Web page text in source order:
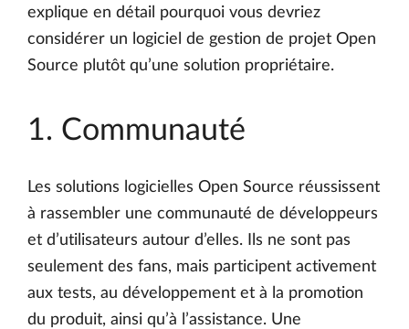
explique en détail pourquoi vous devriez
considérer un logiciel de gestion de projet Open
Source plutôt qu’une solution propriétaire.
1. Communauté
Les solutions logicielles Open Source réussissent
à rassembler une communauté de développeurs
et d’utilisateurs autour d’elles. Ils ne sont pas
seulement des fans, mais participent activement
aux tests, au développement et à la promotion
du produit, ainsi qu’à l’assistance. Une